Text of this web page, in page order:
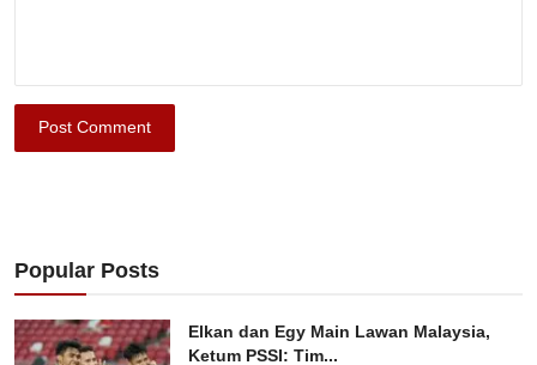
Post Comment
Popular Posts
Elkan dan Egy Main Lawan Malaysia,
Ketum PSSI: Tim...